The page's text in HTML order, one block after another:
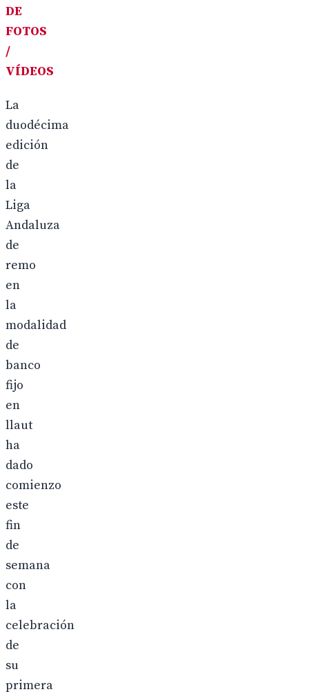
DE
FOTOS
/
VÍDEOS
La
duodécima
edición
de
la
Liga
Andaluza
de
remo
en
la
modalidad
de
banco
fijo
en
llaut
ha
dado
comienzo
este
fin
de
semana
con
la
celebración
de
su
primera